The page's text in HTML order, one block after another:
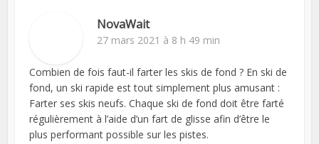
NovaWait
27 mars 2021 à 8 h 49 min
Combien de fois faut-il farter les skis de fond ? En ski de
fond, un ski rapide est tout simplement plus amusant :
Farter ses skis neufs. Chaque ski de fond doit être farté
régulièrement à l’aide d’un fart de glisse afin d’être le
plus performant possible sur les pistes.